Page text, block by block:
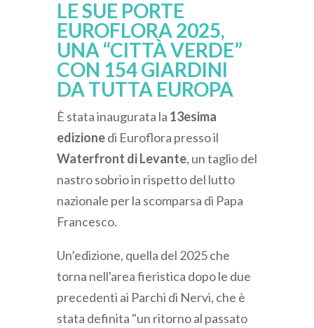
LE SUE PORTE
EUROFLORA 2025,
UNA “CITTÀ VERDE”
CON 154 GIARDINI
DA TUTTA EUROPA
È stata inaugurata la 13esima
edizionedi Euroflora presso il
Waterfront di Levante, un taglio del
nastro sobrio in rispetto del lutto
nazionale per la scomparsa di Papa
Francesco.
Un’edizione, quella del 2025 che
torna nell'area fieristica dopo le due
precedenti ai Parchi di Nervi, che è
stata definita "un ritorno al passato